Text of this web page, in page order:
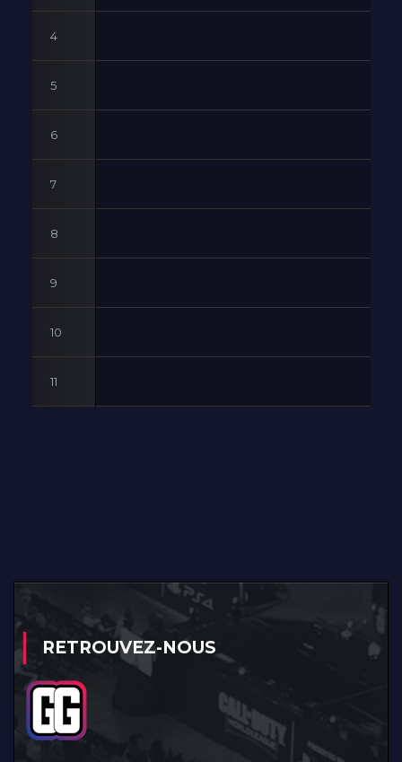
4
5
6
7
8
9
10
11
RETROUVEZ-NOUS